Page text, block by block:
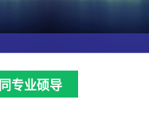
同专业硕导